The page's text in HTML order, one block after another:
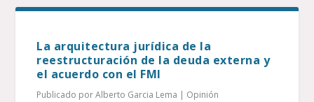
La arquitectura jurídica de la
reestructuración de la deuda externa y
el acuerdo con el FMI
Publicado porAlberto Garcia Lema | Opinión